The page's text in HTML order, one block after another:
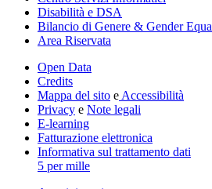
Disabilità e DSA
Bilancio di Genere & Gender
Area Riservata
Open Data
Credits
Mappa del sito e Accessibilità
Privacy e Note legali
E-learning
Fatturazione elettronica
Informativa sul trattamento dati
5 per mille